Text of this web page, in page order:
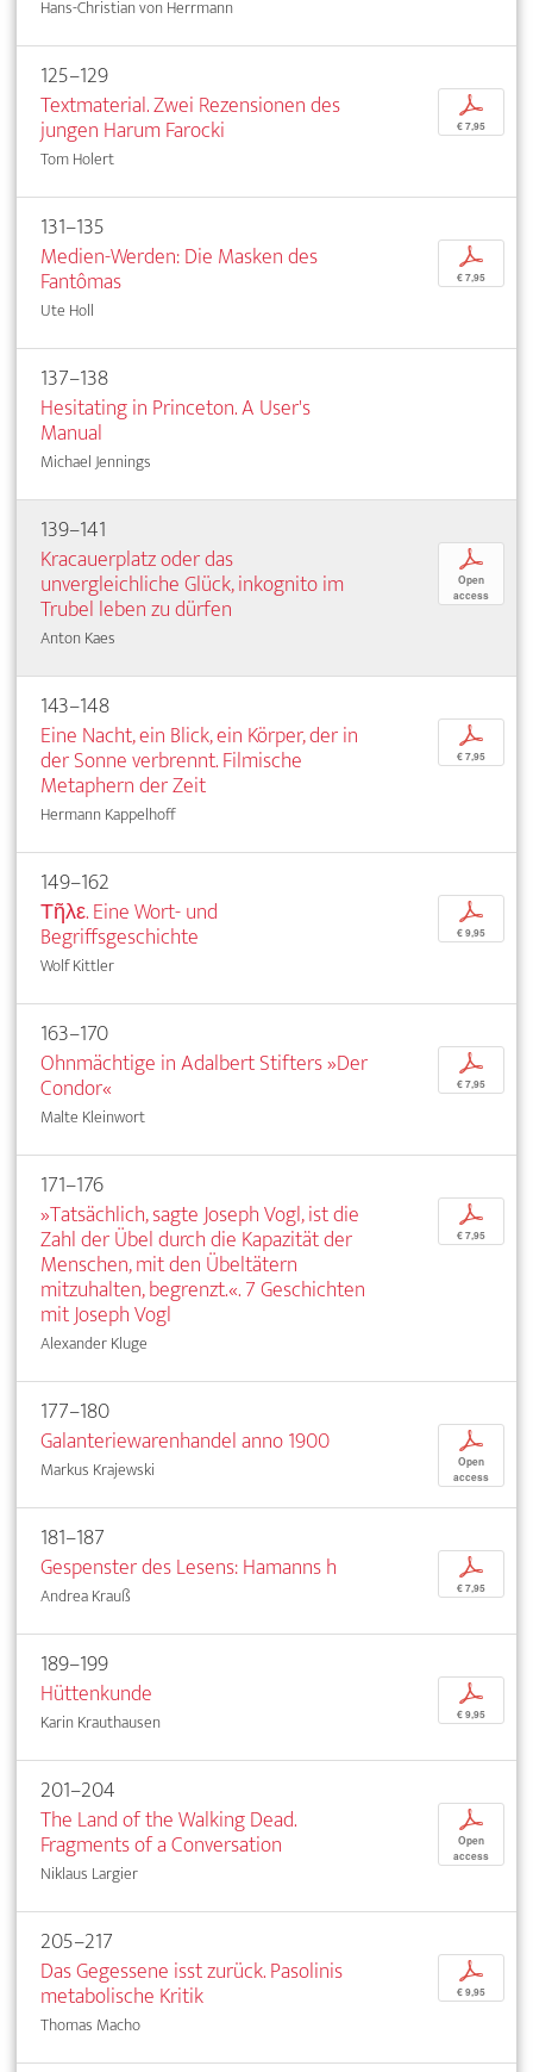
Hans-Christian von Herrmann
125–129
Textmaterial. Zwei Rezensionen des
jungen Harum Farocki
Tom Holert
p
€ 7,95
131–135
Medien-Werden: Die Masken des
Fantômas
Ute Holl
p
€ 7,95
137–138
Hesitating in Princeton. A User's
Manual
Michael Jennings
139–141
Kracauerplatz oder das
unvergleichliche Glück, inkognito im
Trubel leben zu dürfen
Anton Kaes
p
Open
access
143–148
Eine Nacht, ein Blick, ein Körper, der in
der Sonne verbrennt. Filmische
Metaphern der Zeit
Hermann Kappelhoff
p
€ 7,95
149–162
Τῆλε. Eine Wort- und
Begriffsgeschichte
Wolf Kittler
p
€ 9,95
163–170
Ohnmächtige in Adalbert Stifters »Der
Condor«
Malte Kleinwort
p
€ 7,95
171–176
»Tatsächlich, sagte Joseph Vogl, ist die
Zahl der Übel durch die Kapazität der
Menschen, mit den Übeltätern
mitzuhalten, begrenzt.«. 7 Geschichten
mit Joseph Vogl
Alexander Kluge
p
€ 7,95
177–180
Galanteriewarenhandel anno 1900
Markus Krajewski
p
Open
access
181–187
Gespenster des Lesens: Hamanns h
Andrea Krauß
p
€ 7,95
189–199
Hüttenkunde
Karin Krauthausen
p
€ 9,95
201–204
The Land of the Walking Dead.
Fragments of a Conversation
Niklaus Largier
p
Open
access
205–217
Das Gegessene isst zurück. Pasolinis
metabolische Kritik
Thomas Macho
p
€ 9,95